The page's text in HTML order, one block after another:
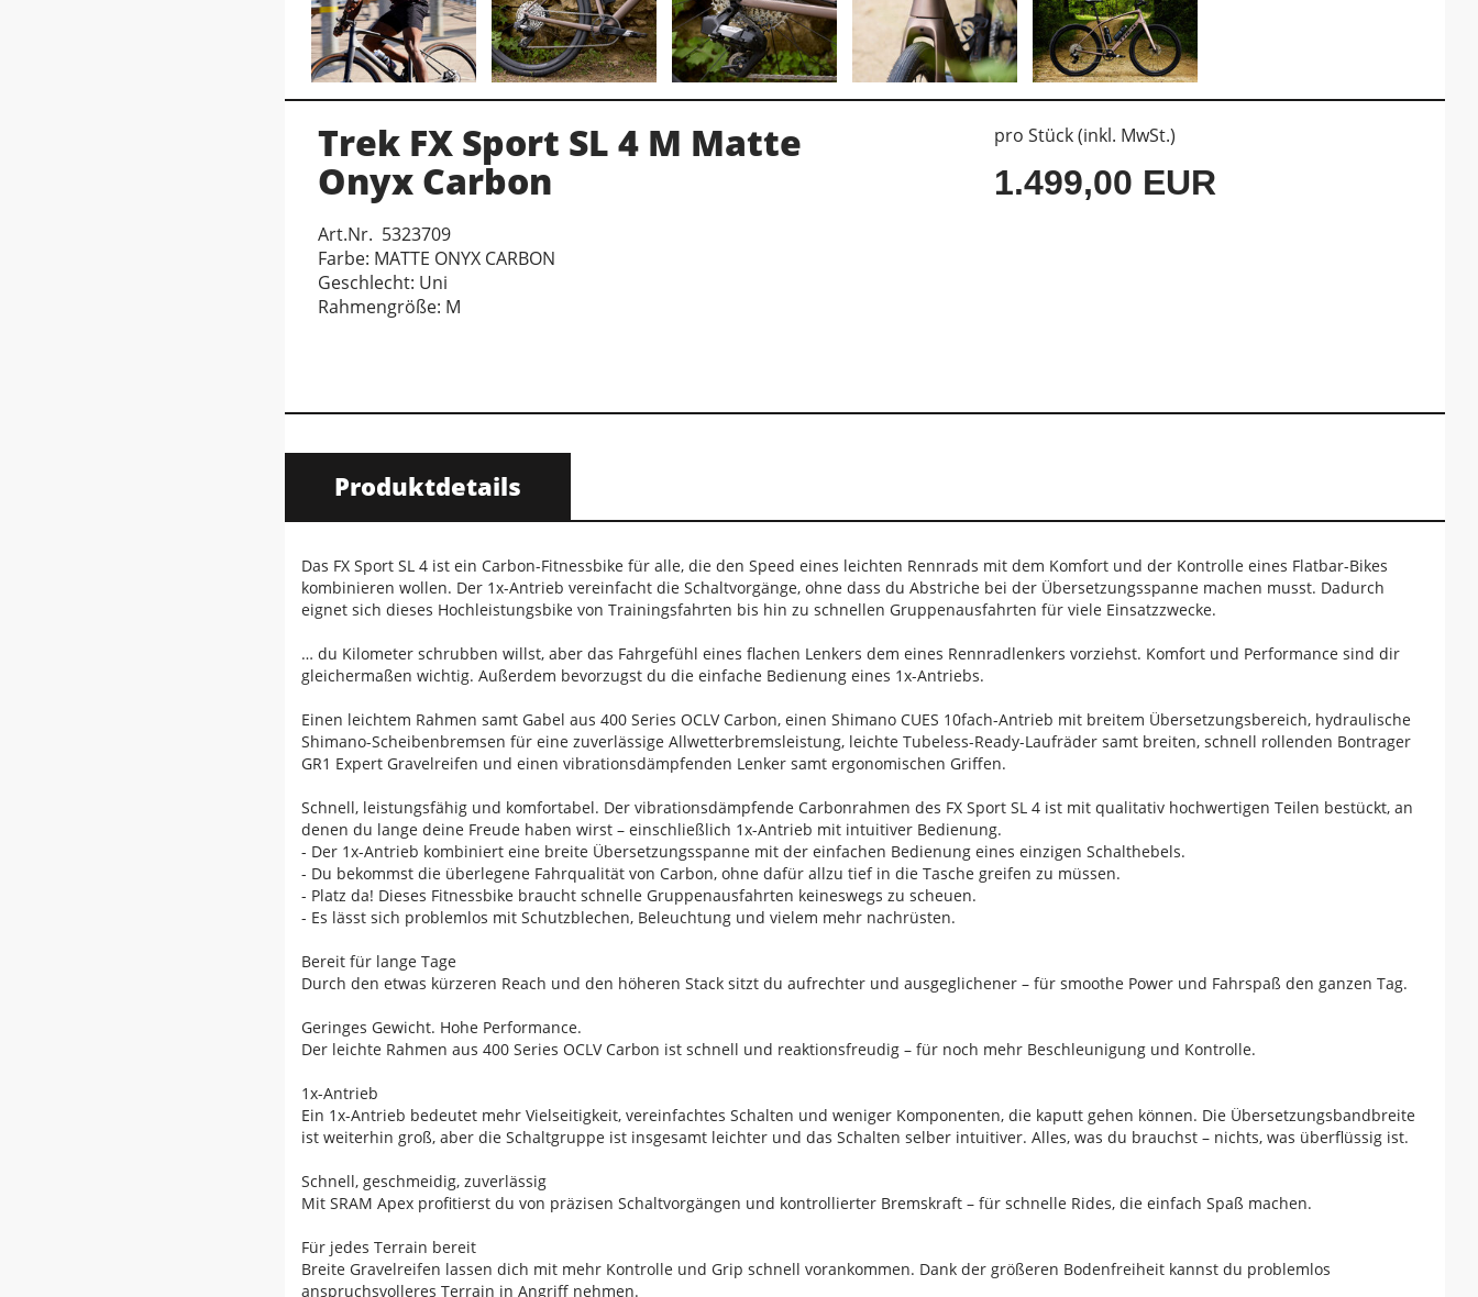
Trek FX Sport SL 4 M Matte
Onyx Carbon
Art.Nr. 5323709
Farbe: MATTE ONYX CARBON
Geschlecht: Uni
Rahmengröße: M
pro Stück (inkl. MwSt.)
1.499,00 EUR
Produktdetails
Das FX Sport SL 4 ist ein Carbon-Fitnessbike für alle, die den Speed eines leichten Rennrads mit dem Komfort und der Kontrolle eines Flatbar-Bikes
kombinieren wollen. Der 1x-Antrieb vereinfacht die Schaltvorgänge, ohne dass du Abstriche bei der Übersetzungsspanne machen musst. Dadurch
eignet sich dieses Hochleistungsbike von Trainingsfahrten bis hin zu schnellen Gruppenausfahrten für viele Einsatzzwecke.
… du Kilometer schrubben willst, aber das Fahrgefühl eines flachen Lenkers dem eines Rennradlenkers vorziehst. Komfort und Performance sind dir
gleichermaßen wichtig. Außerdem bevorzugst du die einfache Bedienung eines 1x-Antriebs.
Einen leichtem Rahmen samt Gabel aus 400 Series OCLV Carbon, einen Shimano CUES 10fach-Antrieb mit breitem Übersetzungsbereich, hydraulische
Shimano-Scheibenbremsen für eine zuverlässige Allwetterbremsleistung, leichte Tubeless-Ready-Laufräder samt breiten, schnell rollenden Bontrager
GR1 Expert Gravelreifen und einen vibrationsdämpfenden Lenker samt ergonomischen Griffen.
Schnell, leistungsfähig und komfortabel. Der vibrationsdämpfende Carbonrahmen des FX Sport SL 4 ist mit qualitativ hochwertigen Teilen bestückt, an
denen du lange deine Freude haben wirst – einschließlich 1x-Antrieb mit intuitiver Bedienung.
- Der 1x-Antrieb kombiniert eine breite Übersetzungsspanne mit der einfachen Bedienung eines einzigen Schalthebels.
- Du bekommst die überlegene Fahrqualität von Carbon, ohne dafür allzu tief in die Tasche greifen zu müssen.
- Platz da! Dieses Fitnessbike braucht schnelle Gruppenausfahrten keineswegs zu scheuen.
- Es lässt sich problemlos mit Schutzblechen, Beleuchtung und vielem mehr nachrüsten.
Bereit für lange Tage
Durch den etwas kürzeren Reach und den höheren Stack sitzt du aufrechter und ausgeglichener – für smoothe Power und Fahrspaß den ganzen Tag.
Geringes Gewicht. Hohe Performance.
Der leichte Rahmen aus 400 Series OCLV Carbon ist schnell und reaktionsfreudig – für noch mehr Beschleunigung und Kontrolle.
1x-Antrieb
Ein 1x-Antrieb bedeutet mehr Vielseitigkeit, vereinfachtes Schalten und weniger Komponenten, die kaputt gehen können. Die Übersetzungsbandbreite
ist weiterhin groß, aber die Schaltgruppe ist insgesamt leichter und das Schalten selber intuitiver. Alles, was du brauchst – nichts, was überflüssig ist.
Schnell, geschmeidig, zuverlässig
Mit SRAM Apex profitierst du von präzisen Schaltvorgängen und kontrollierter Bremskraft – für schnelle Rides, die einfach Spaß machen.
Für jedes Terrain bereit
Breite Gravelreifen lassen dich mit mehr Kontrolle und Grip schnell vorankommen. Dank der größeren Bodenfreiheit kannst du problemlos
anspruchsvolleres Terrain in Angriff nehmen.